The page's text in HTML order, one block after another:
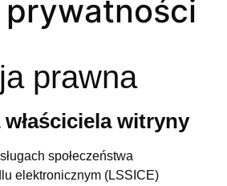
prawna
witryny
społeczeństwa
elektronicznym (LSSICE)